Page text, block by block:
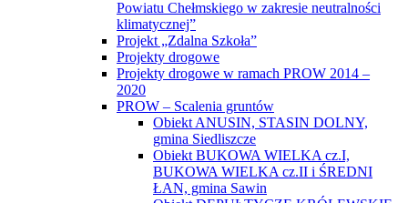
Powiatu Chełmskiego w zakresie neutralności
klimatycznej”
Projekt „Zdalna Szkoła”
Projekty drogowe
Projekty drogowe w ramach PROW 2014 –
2020
PROW – Scalenia gruntów
Obiekt ANUSIN, STASIN DOLNY,
gmina Siedliszcze
Obiekt BUKOWA WIELKA cz.I,
BUKOWA WIELKA cz.II i ŚREDNI
ŁAN, gmina Sawin